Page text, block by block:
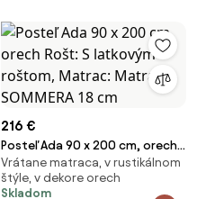
216 €
Posteľ Ada 90 x 200 cm, orech
Rošt: S latkovým roštom,
Matrac: Matrac SOMMERA 18
Vrátane matraca, v rustikálnom
štýle, v dekore orech
Skladom